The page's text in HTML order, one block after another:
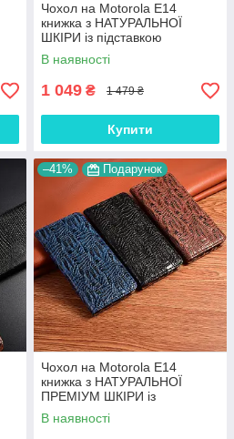
Чохол на Motorola E14
книжка з НАТУРАЛЬНОЇ
ШКІРИ із підставкою
візитницею протиударний
магнітний "ITALIAN"
В наявності
1 049 ₴ 1 479 ₴
Купити
–41% Подарунок
Чохол на Motorola E14
книжка з НАТУРАЛЬНОЇ
ПРЕМІУМ ШКІРИ із
підставкою протиударний
магнітний "DRAGON"
В наявності